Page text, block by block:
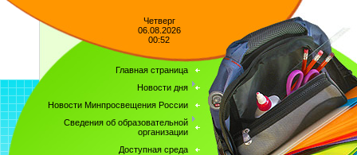
Четверг
06.08.2026
00:52
Главная страница
Новости дня
Новости Минпросвещения России
Сведения об образовательной
организации
Доступная среда